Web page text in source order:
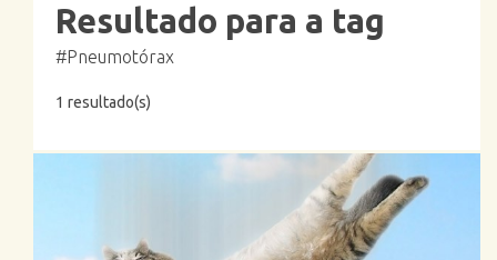
Resultado para a tag
#Pneumotórax
1 resultado(s)